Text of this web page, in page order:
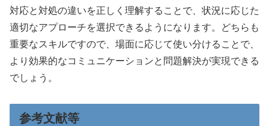
対応と対処の違いを正しく理解することで、状況に応じた
適切なアプローチを選択できるようになります。どちらも
重要なスキルですので、場面に応じて使い分けることで、
より効果的なコミュニケーションと問題解決が実現できる
でしょう。
参考文献等